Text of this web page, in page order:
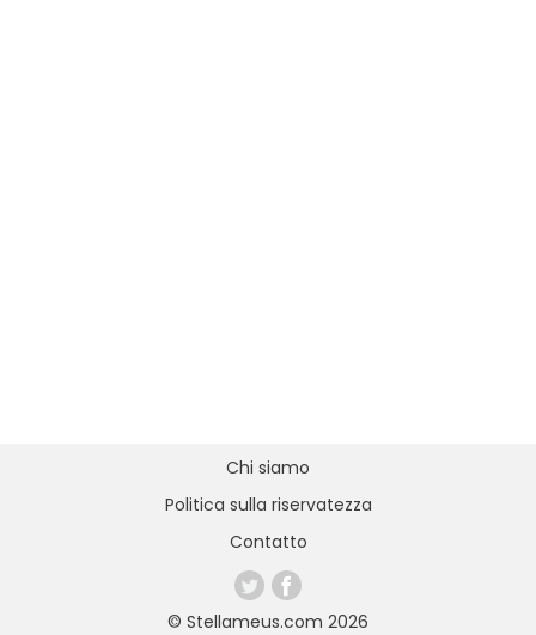
© Stellameus.com 2026
Chi siamo
Politica sulla riservatezza
Contatto